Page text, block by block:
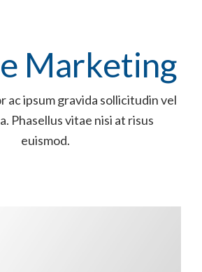
Marketing
ac ipsum gravida sollicitudin vel
Phasellus vitae nisi at risus
euismod.